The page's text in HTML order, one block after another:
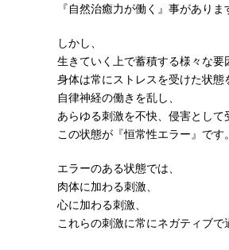
『自然治癒力が働く』事がありま
しかし、
生きていく上で蓄積する様々な要
身体は常にストレスを受けた状態
自律神経の働きを乱し、
あらゆる刺激を不快、侵害とし
この状態が『恒常性エラー』です。
エラーのある状態では、
肉体に加わる刺激、
心に加わる刺激、
これらの刺激に常にネガティブで